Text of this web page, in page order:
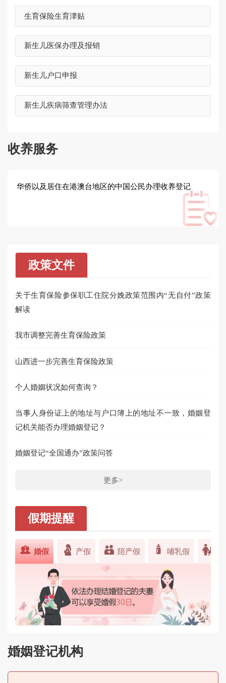
生育保险生育津贴
新生儿医保办理及报销
新生儿户口申报
新生儿疾病筛查管理办法
收养服务
华侨以及居住在港澳台地区的中国公民办理收养登记
政策文件
关于生育保险参保职工住院分娩政策范围内“无自付”政策
解读
我市调整完善生育保险政策
山西进一步完善生育保险政策
个人婚姻状况如何查询？
当事人身份证上的地址与户口簿上的地址不一致，婚姻登
记机关能否办理婚姻登记？
婚姻登记“全国通办”政策问答
更多>
假期提醒
 婚假  产假  陪产假  哺乳假 
婚姻登记机构